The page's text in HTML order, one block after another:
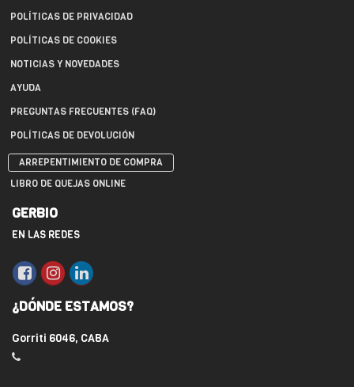
POLÍTICAS DE PRIVACIDAD
POLÍTICAS DE COOKIES
NOTICIAS Y NOVEDADES
AYUDA
PREGUNTAS FRECUENTES (FAQ)
POLÍTICAS DE DEVOLUCIÓN
ARREPENTIMIENTO DE COMPRA
LIBRO DE QUEJAS ONLINE
GERBIO
EN LAS REDES
¿DÓNDE ESTAMOS?
Gorriti 6046, CABA